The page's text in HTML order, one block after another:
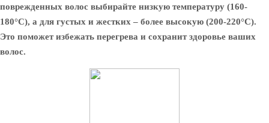
поврежденных волос выбирайте низкую температуру (160-
180°C), а для густых и жестких – более высокую (200-220°C).
Это поможет избежать перегрева и сохранит здоровье ваших
волос.